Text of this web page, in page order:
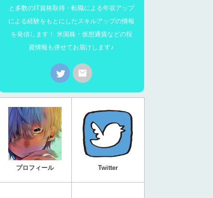
と多数のIT資格取得・転職による年収アップ
による経験をもとにしたスキルアップの情報
を発信します！ 米国株・仮想通貨などの投
資情報も併せてお届けします♪
プロフィール Twitter